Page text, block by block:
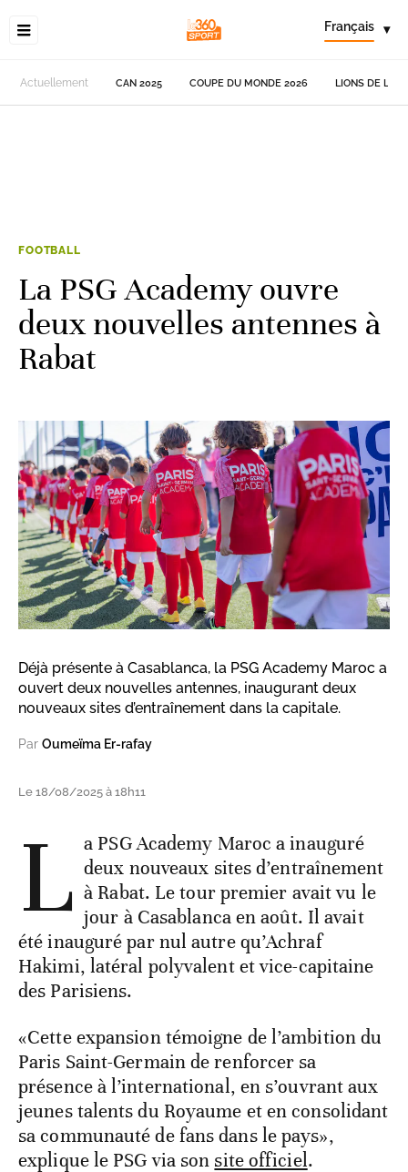
Français ▾
Actuellement CAN 2025 COUPE DU MONDE 2026 LIONS DE
FOOTBALL
La PSG Academy ouvre
deux nouvelles antennes à
Rabat
Déjà présente à Casablanca, la PSG Academy Maroc a
ouvert deux nouvelles antennes, inaugurant deux
nouveaux sites d’entraînement dans la capitale.
Par Oumeïma Er-rafay
Le 18/08/2025 à 18h11
L a PSG Academy Maroc a inauguré
deux nouveaux sites d’entraînement
à Rabat. Le tour premier avait vu le
jour à Casablanca en août. Il avait
été inauguré par nul autre qu’Achraf
Hakimi, latéral polyvalent et vice-capitaine
des Parisiens.
«Cette expansion témoigne de l’ambition du
Paris Saint-Germain de renforcer sa
présence à l’international, en s’ouvrant aux
jeunes talents du Royaume et en consolidant
sa communauté de fans dans le pays»,
explique le PSG via son site officiel.